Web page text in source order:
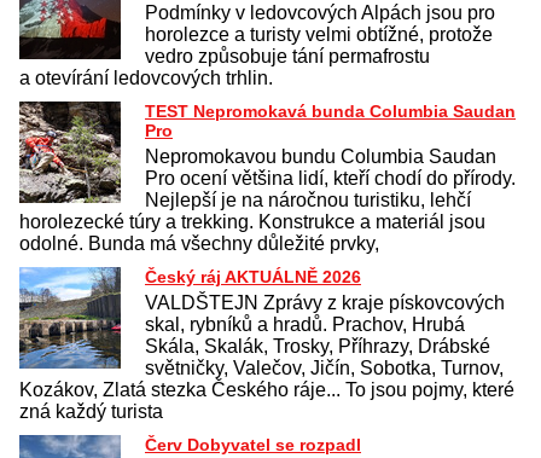
Podmínky v ledovcových Alpách jsou pro
horolezce a turisty velmi obtížné, protože
vedro způsobuje tání permafrostu
a otevírání ledovcových trhlin.
TEST Nepromokavá bunda Columbia Saudan
Pro
Nepromokavou bundu Columbia Saudan
Pro ocení většina lidí, kteří chodí do přírody.
Nejlepší je na náročnou turistiku, lehčí
horolezecké túry a trekking. Konstrukce a materiál jsou
odolné. Bunda má všechny důležité prvky,
Český ráj AKTUÁLNĚ 2026
VALDŠTEJN Zprávy z kraje pískovcových
skal, rybníků a hradů. Prachov, Hrubá
Skála, Skalák, Trosky, Příhrazy, Drábské
světničky, Valečov, Jičín, Sobotka, Turnov,
Kozákov, Zlatá stezka Českého ráje... To jsou pojmy, které
zná každý turista
Červ Dobyvatel se rozpadl